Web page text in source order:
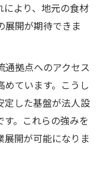
により、地元の食材
展開が期待できま
通拠点へのアクセス
ています。こうし
定した基盤が法人設
。これらの強みを
展開が可能になりま